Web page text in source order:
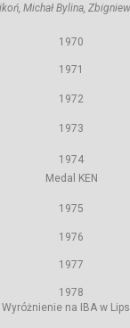
Michał Bylina,
1970
1971
1972
1973
1974
Medal KEN
1975
1976
1977
1978
Wyróżnienie na IBA w